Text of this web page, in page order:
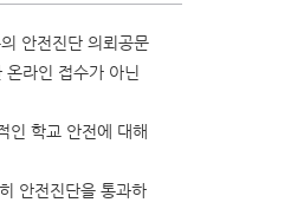
안전진단 의뢰공문
라인 접수가 아닌
인 학교 안전에 대해
안전진단을 통과하